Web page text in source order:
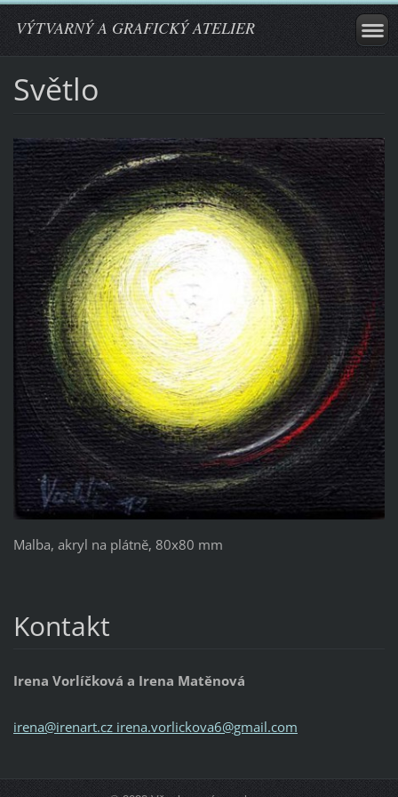
VÝTVARNÝ A GRAFICKÝ ATELIER
Světlo
Malba, akryl na plátně, 80x80 mm
Kontakt
Irena Vorlíčková a Irena Matěnová
irena@irenart.cz irena.vorlickova6@gmail.com